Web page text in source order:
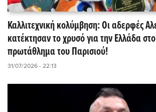
Καλλιτεχνική κολύμβηση: Οι αδερφές
κατέκτησαν το χρυσό για την Ελλάδα
πρωτάθλημα του Παρισιού!
31/07/2026 - 22:13